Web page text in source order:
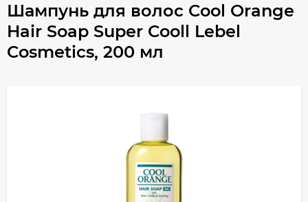
Шампунь для волос Cool Orange
Hair Soap Super Cooll Lebel
Cosmetics, 200 мл